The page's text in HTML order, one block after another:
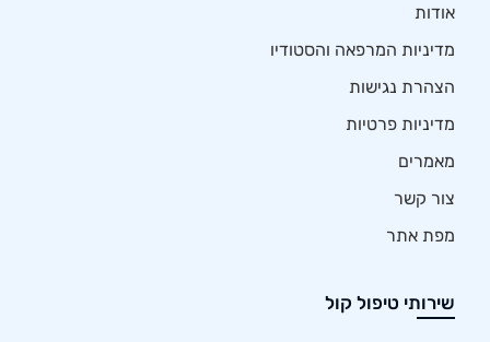
אודות
מדיניות המרפאה והסטודיו
הצהרת נגישות
מדיניות פרטיות
מאמרים
צור קשר
מפת אתר
שירותי טיפול קול